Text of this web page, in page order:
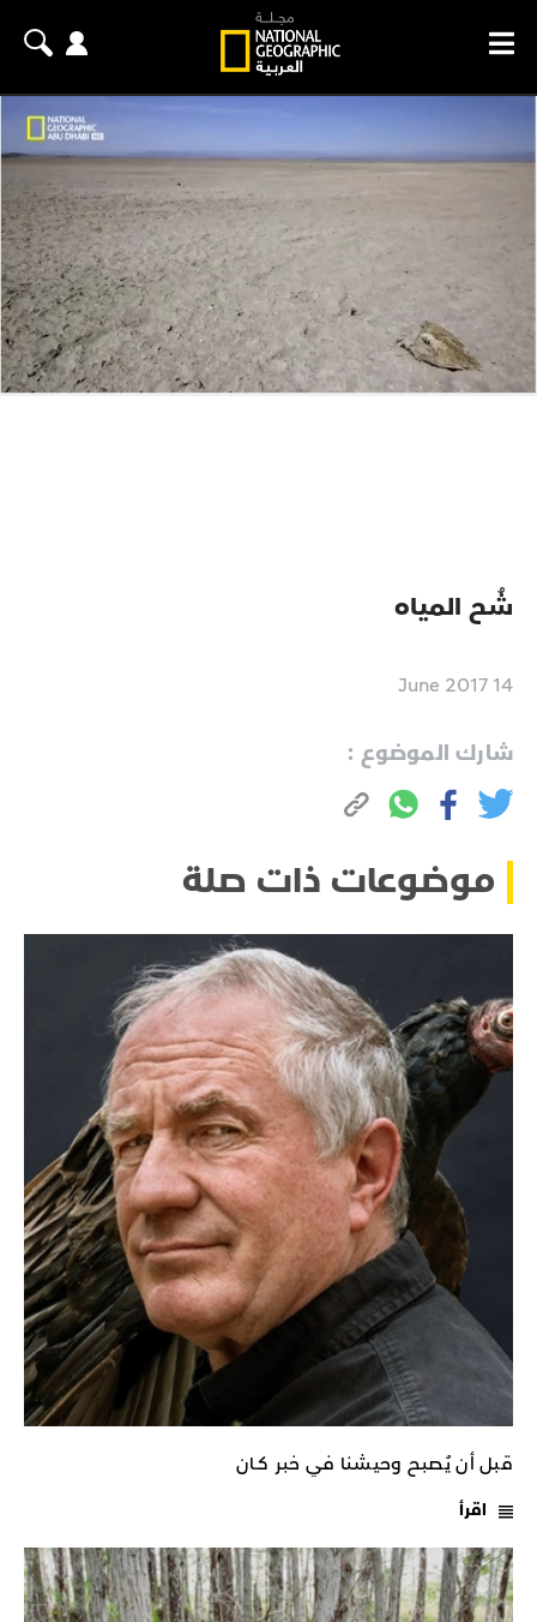
شُح المياه
14 June 2017
شارك الموضوع :
موضوعات ذات صلة
قبل أن يُصبح وحيشنا في خبر كـان
اقرأ